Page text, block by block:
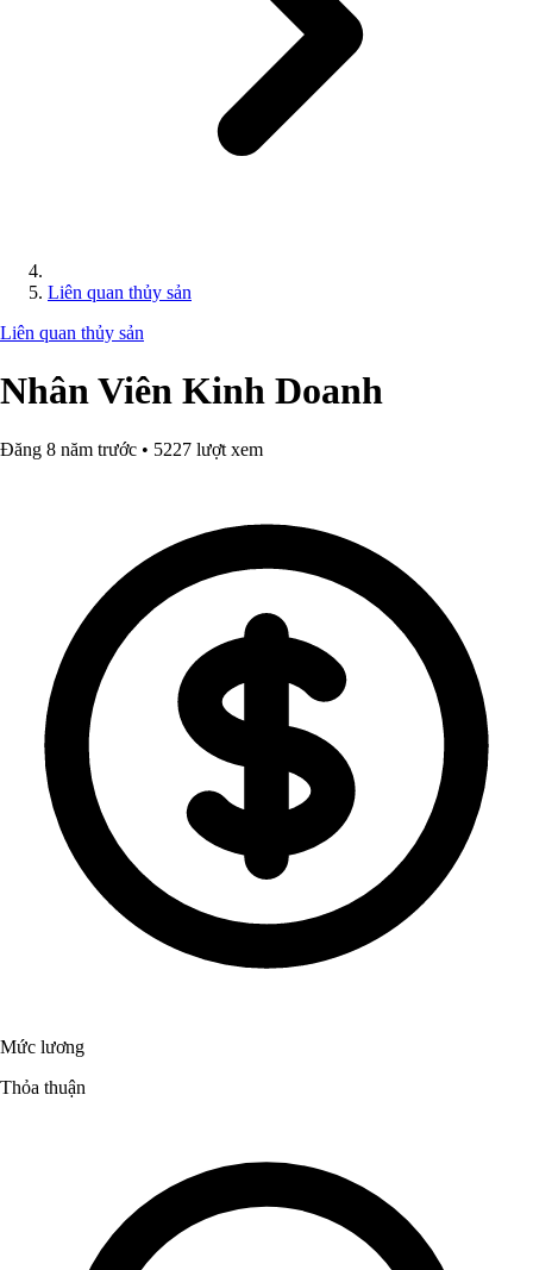
Liên quan thủy sản
Liên quan thủy sản
Nhân Viên Kinh Doanh
Đăng 8 năm trước • 5227 lượt xem
Mức lương
Thỏa thuận